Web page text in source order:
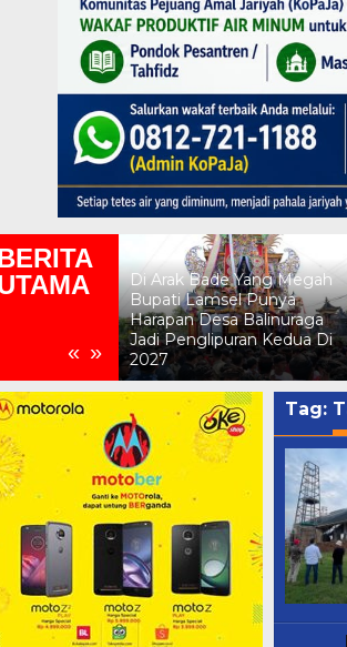
« »
Bali,Turis
Bali Nuraga
Di Arak Bade Yang Megah
Bupati Lamsel Punya
Harapan Desa Balinuraga
Jadi Penglipuran Kedua Di
2027
Tag: